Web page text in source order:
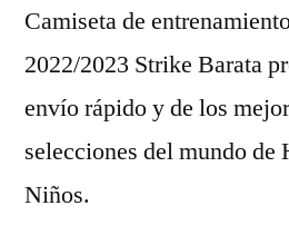
Camiseta de
2022/2023 Strike Barata
envío rápido y de los
selecciones del mundo
Niños.